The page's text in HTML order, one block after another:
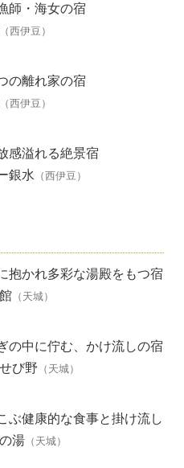
師・海女の宿
（西伊豆）
の離れ家の宿
（西伊豆）
感溢れる絶景宿
銀水 （西伊豆）
抱かれ多彩な湯殿をもつ宿
（天城）
の中に佇む、かけ流しの宿
び野 （天城）
ぶ健康的な食事と掛け流し
湯 （天城）